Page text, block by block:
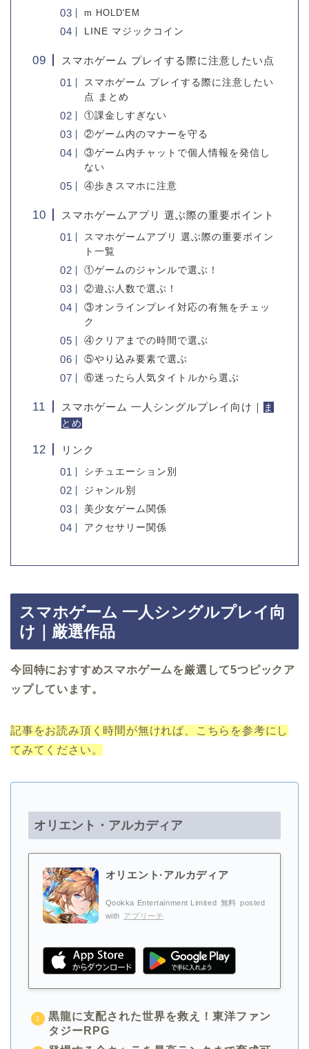
m HOLD'EM
LINE マジックコイン
スマホゲーム プレイする際に注意したい点
スマホゲーム プレイする際に注意したい
点 まとめ
①課金しすぎない
②ゲーム内のマナーを守る
③ゲーム内チャットで個人情報を発信し
ない
④歩きスマホに注意
スマホゲームアプリ 選ぶ際の重要ポイント
スマホゲームアプリ 選ぶ際の重要ポイン
ト一覧
①ゲームのジャンルで選ぶ！
②遊ぶ人数で選ぶ！
③オンラインプレイ対応の有無をチェッ
ク
④クリアまでの時間で選ぶ
⑤やり込み要素で選ぶ
⑥迷ったら人気タイトルから選ぶ
スマホゲーム 一人シングルプレイ向け｜
ま
とめ
リンク
シチュエーション別
ジャンル別
美少女ゲーム関係
アクセサリー関係
スマホゲーム 一人シングルプレイ向
け｜厳選作品
今回特におすすめスマホゲームを厳選して5つピックア
ップしています。
記事をお読み頂く時間が無ければ、こちらを参考にし
てみてください。
オリエント・アルカディア
オリエント·アルカディア
Qookka Entertainment Limited 無料 posted
with アプリーチ
黒龍に支配された世界を救え！東洋ファン
タジーRPG